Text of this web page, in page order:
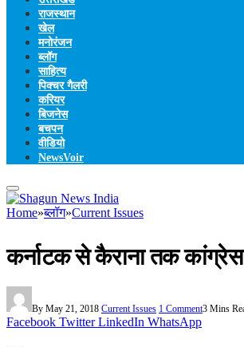
राजस्थान
खेल
मनोरंजन
ब्लॉग
साहित्य
पिक्चर गैलरी
करियर
बिजनेस
बचपन
वीडियो
NewsVoir
Home»ब्लॉग»Current Issues
कर्नाटक से कैराना तक कांग्रेस
By May 21, 2018 Current Issues 1 Comment3 Mins
Facebook Twitter LinkedIn WhatsApp